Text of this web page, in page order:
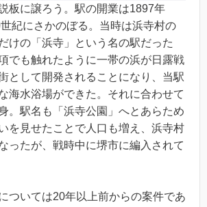
板に譲ろう。駅の開業は1897年
世紀にさかのぼる。当時は浜寺村の
けの「浜寺」という名の駅だった
でも触れたように一帯の浜が日露戦
として開発されることになり、当駅
海水浴場ができた。それに合わせて
。駅名も「浜寺公園」へとあらため
を見せたことで人口も増え、浜寺村
ったが、戦時中に堺市に編入されて
ついては20年以上前からの案件であ